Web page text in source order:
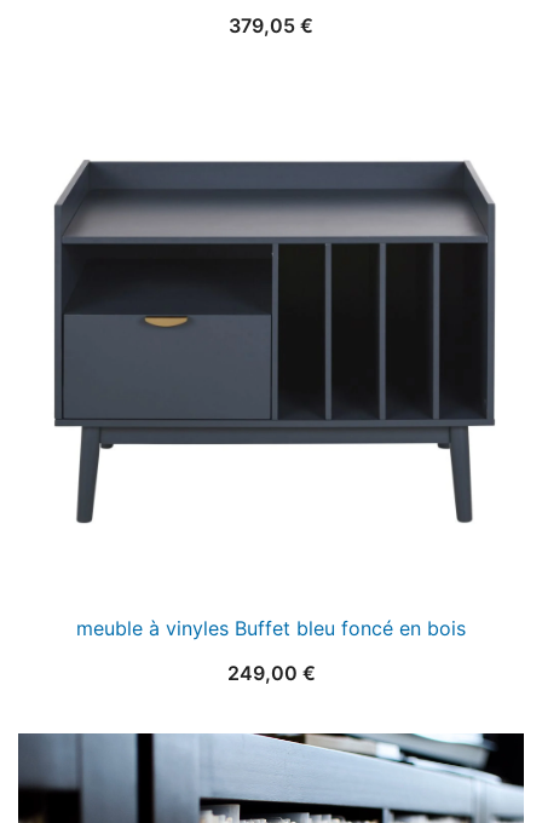
379,05 €
meuble à vinyles Buffet bleu foncé en bois
249,00 €